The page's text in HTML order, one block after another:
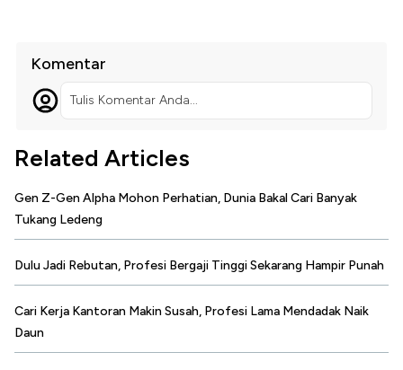
Komentar
Tulis Komentar Anda...
Related Articles
Gen Z-Gen Alpha Mohon Perhatian, Dunia Bakal Cari Banyak
Tukang Ledeng
Dulu Jadi Rebutan, Profesi Bergaji Tinggi Sekarang Hampir Punah
Cari Kerja Kantoran Makin Susah, Profesi Lama Mendadak Naik
Daun